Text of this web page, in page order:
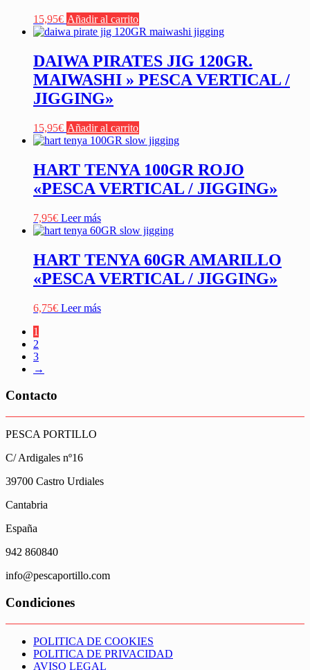
15,95€ Añadir al carrito
DAIWA PIRATES JIG 120GR.
MAIWASHI » PESCA VERTICAL /
JIGGING»
15,95€ Añadir al carrito
HART TENYA 100GR ROJO
«PESCA VERTICAL / JIGGING»
7,95€ Leer más
HART TENYA 60GR AMARILLO
«PESCA VERTICAL / JIGGING»
6,75€ Leer más
1
2
3
→
Contacto
PESCA PORTILLO
C/ Ardigales nº16
39700 Castro Urdiales
Cantabria
España
942 860840
info@pescaportillo.com
Condiciones
POLITICA DE COOKIES
POLITICA DE PRIVACIDAD
AVISO LEGAL